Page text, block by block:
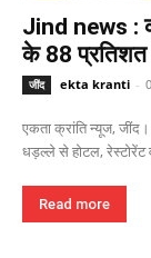
Jind news :
के 88 प्रतिशत
जींद ekta kranti -
एकता क्रांति न्यूज,
धड़ल्ले से होटल, रेस्टोरेंट
Read more